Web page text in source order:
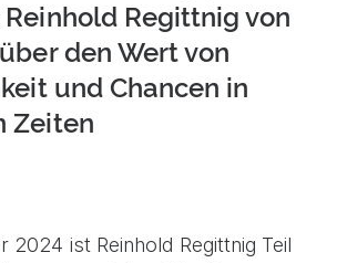
Reinhold Regittnig von
den Wert von
und Chancen in
Zeiten
2024 ist Reinhold Regittnig Teil